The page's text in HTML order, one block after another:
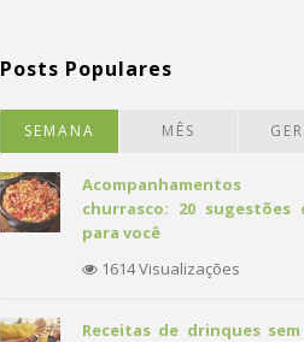
Posts Populares
SEMANA MÊS
churrasco: 20 sugestões
para você
1614 Visualizações
Receitas de drinques